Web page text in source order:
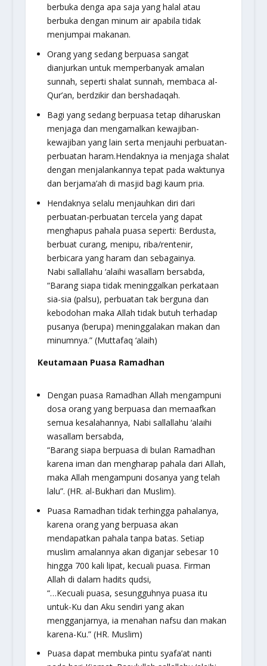
berbuka denga apa saja yang halal atau
berbuka dengan minum air apabila tidak
menjumpai makanan.
Orang yang sedang berpuasa sangat
dianjurkan untuk memperbanyak amalan
sunnah, seperti shalat sunnah, membaca al-
Qur’an, berdzikir dan bershadaqah.
Bagi yang sedang berpuasa tetap diharuskan
menjaga dan mengamalkan kewajiban-
kewajiban yang lain serta menjauhi perbuatan-
perbuatan haram.Hendaknya ia menjaga shalat
dengan menjalankannya tepat pada waktunya
dan berjama’ah di masjid bagi kaum pria.
Hendaknya selalu menjauhkan diri dari
perbuatan-perbuatan tercela yang dapat
menghapus pahala puasa seperti: Berdusta,
berbuat curang, menipu, riba/rentenir,
berbicara yang haram dan sebagainya.
Nabi sallallahu ‘alaihi wasallam bersabda,
“Barang siapa tidak meninggalkan perkataan
sia-sia (palsu), perbuatan tak berguna dan
kebodohan maka Allah tidak butuh terhadap
pusanya (berupa) meninggalakan makan dan
minumnya.”(Muttafaq ‘alaih)
Keutamaan Puasa Ramadhan
Dengan puasa Ramadhan Allah mengampuni
dosa orang yang berpuasa dan memaafkan
semua kesalahannya, Nabi sallallahu ‘alaihi
wasallam bersabda,
“Barang siapa berpuasa di bulan Ramadhan
karena iman dan mengharap pahala dari Allah,
maka Allah mengampuni dosanya yang telah
lalu”. (HR. al-Bukhari dan Muslim).
Puasa Ramadhan tidak terhingga pahalanya,
karena orang yang berpuasa akan
mendapatkan pahala tanpa batas. Setiap
muslim amalannya akan diganjar sebesar 10
hingga 700 kali lipat, kecuali puasa. Firman
Allah di dalam hadits qudsi,
“…Kecuali puasa, sesungguhnya puasa itu
untuk-Ku dan Aku sendiri yang akan
mengganjarnya, ia menahan nafsu dan makan
karena-Ku.”(HR. Muslim)
Puasa dapat membuka pintu syafa’at nanti